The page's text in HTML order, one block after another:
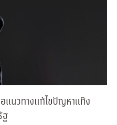
แนวทางแก้ไขปัญหาแก๊ง
ฐ